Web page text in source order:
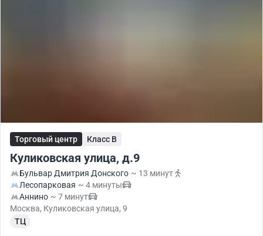
Торговый центр Класс B
Куликовская улица, д.9
Бульвар Дмитрия Донского ~ 13 минут
Лесопарковая ~ 4 минуты
Аннино ~ 7 минут
Москва, Куликовская улица, 9
ТЦ